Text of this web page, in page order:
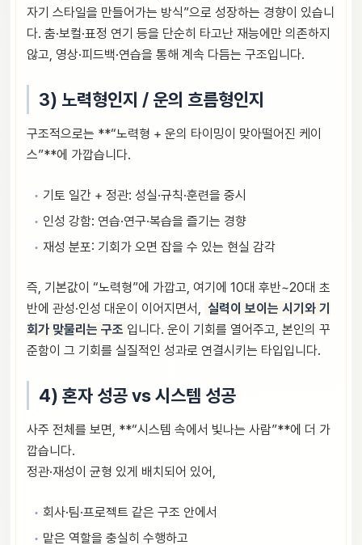
자기 스타일을 만들어가는 방식”으로 성장하는 경향이 있습니
다. 춤·보컬·표정 연기 등을 단순히 타고난 재능에만 의존하지
않고, 영상·피드백·연습을 통해 계속 다듬는 구조입니다.
3) 노력형인지 / 운의 흐름형인지
구조적으로는 **“노력형 + 운의 타이밍이 맞아떨어진 케이
스”**에 가깝습니다.
기토 일간 + 정관: 성실·규칙·훈련을 중시
인성 강함: 연습·연구·복습을 즐기는 경향
재성 분포: 기회가 오면 잡을 수 있는 현실 감각
즉, 기본값이 “노력형”에 가깝고, 여기에 10대 후반~20대 초
반에 관성·인성 대운이 이어지면서, 실력이 보이는 시기와 기
회가 맞물리는 구조 입니다. 운이 기회를 열어주고, 본인의 꾸
준함이 그 기회를 실질적인 성과로 연결시키는 타입입니다.
4) 혼자 성공 vs 시스템 성공
사주 전체를 보면, **“시스템 속에서 빛나는 사람”**에 더 가
깝습니다.
정관·재성이 균형 있게 배치되어 있어,
회사·팀·프로젝트 같은 구조 안에서
맡은 역할을 충실히 수행하고